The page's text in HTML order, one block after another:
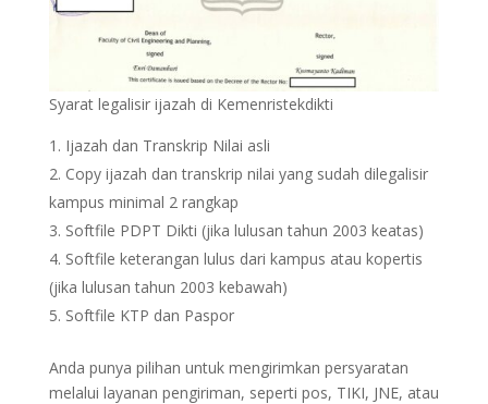
Syarat legalisir ijazah di Kemenristekdikti
Ijazah dan Transkrip Nilai asli
Copy ijazah dan transkrip nilai yang sudah dilegalisir
kampus minimal 2 rangkap
Softfile PDPT Dikti (jika lulusan tahun 2003 keatas)
Softfile keterangan lulus dari kampus atau kopertis
(jika lulusan tahun 2003 kebawah)
Softfile KTP dan Paspor
Anda punya pilihan untuk mengirimkan persyaratan
melalui layanan pengiriman, seperti pos, TIKI, JNE, atau